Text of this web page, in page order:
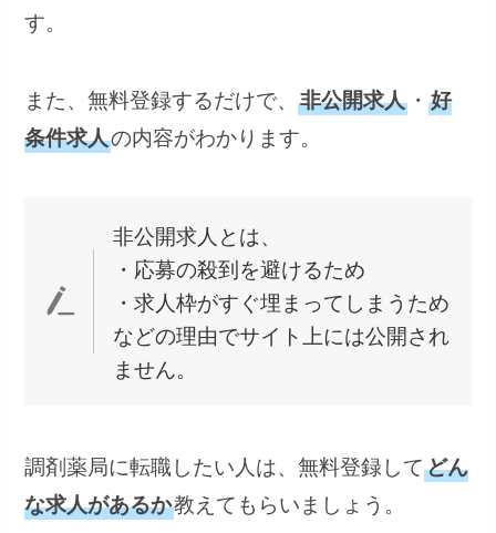
す。
また、無料登録するだけで、非公開求人 ・好
条件求人の内容がわかります。
非公開求人とは、
・応募の殺到を避けるため
・求人枠がすぐ埋まってしまうため
などの理由でサイト上には公開され
ません。
調剤薬局に転職したい人は、無料登録してどん
な求人があるか教えてもらいましょう。